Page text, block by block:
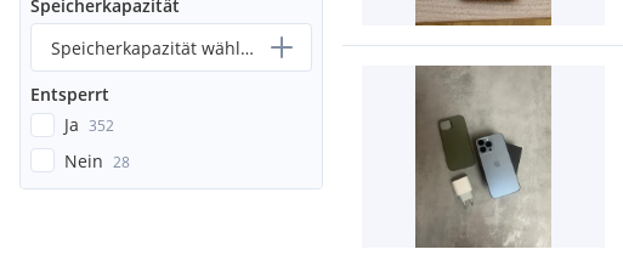
Speicherkapazität
Speicherkapazität wählen...
Entsperrt
Ja 352
Nein 28